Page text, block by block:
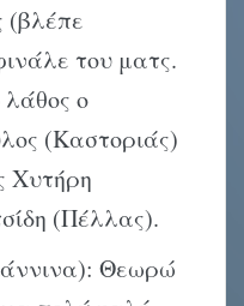
(βλέπε
του ματς.
ο
(Kαστοριάς)
Xυτήρη
(Πέλλας).
Θεωρώ